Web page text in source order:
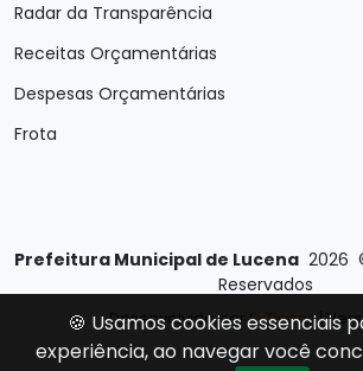
Radar da Transparência
Receitas Orçamentárias
Despesas Orçamentárias
Frota
Prefeitura Municipal de Lucena 2026
Reservados
Desenvolvido porE-Ticons|
🍪 Usamos cookies essenciais
experiência, ao navegar você